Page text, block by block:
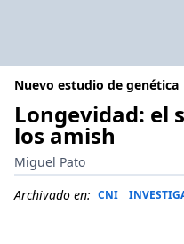
Nuevo estudio de genética
Longevidad: el
los amish
Miguel Pato
Archivado en: CNI